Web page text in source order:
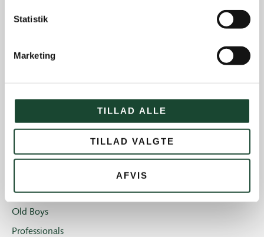
Statistik
Marketing
TILLAD ALLE
TILLAD VALGTE
AFVIS
Banestatus
Hus- og restauration
Klubben
Klubblad + Årsblad
Nyhedsbreve
Old Boys
Professionals